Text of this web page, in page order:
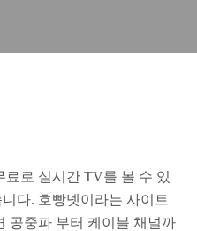
로 실시간 TV를 볼 수 있
다. 호빵넷이라는 사이트
공중파 부터 케이블 채널까